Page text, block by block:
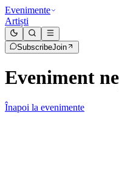
Evenimente
Artiști
SubscribeJoin
Eveniment
Înapoi la evenimente